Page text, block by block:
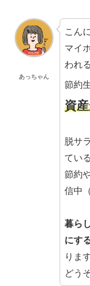
あっちゃん
こん
マイ
われ
節約
資
脱サ
てい
節約
信中
暮ら
にす
りま
どう